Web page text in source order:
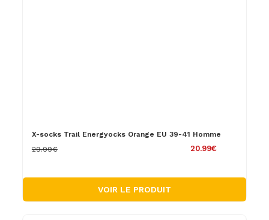
X-socks Trail Energyocks Orange EU 39-41 Homme
20.99€
29.99€
VOIR LE PRODUIT